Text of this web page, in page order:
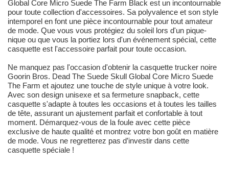
Global Core Micro Suede The Farm Black est un incontournable
pour toute collection d'accessoires. Sa polyvalence et son style
intemporel en font une pièce incontournable pour tout amateur
de mode. Que vous vous protégiez du soleil lors d'un pique-
nique ou que vous la portiez lors d'un événement spécial, cette
casquette est l'accessoire parfait pour toute occasion.
Ne manquez pas l'occasion d'obtenir la casquette trucker noire
Goorin Bros. Dead The Suede Skull Global Core Micro Suede
The Farm et ajoutez une touche de style unique à votre look.
Avec son design unisexe et sa fermeture snapback, cette
casquette s'adapte à toutes les occasions et à toutes les tailles
de tête, assurant un ajustement parfait et confortable à tout
moment. Démarquez-vous de la foule avec cette pièce
exclusive de haute qualité et montrez votre bon goût en matière
de mode. Vous ne regretterez pas d’investir dans cette
casquette spéciale !